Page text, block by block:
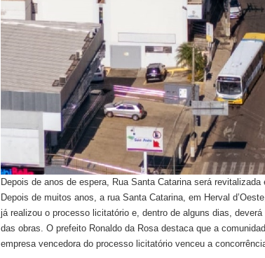
Depois de anos de espera, Rua Santa Catarina será revitalizada
Depois de muitos anos, a rua Santa Catarina, em Herval
já realizou o processo licitatório e, dentro de alguns dias,
das obras. O prefeito Ronaldo da Rosa destaca que a
empresa vencedora do processo licitatório venceu a